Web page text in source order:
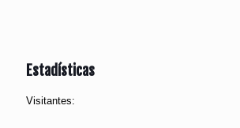
Estadísticas
Visitantes: